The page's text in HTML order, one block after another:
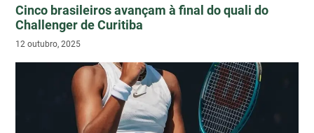
Cinco brasileiros avançam à final do quali do
Challenger de Curitiba
12 outubro, 2025